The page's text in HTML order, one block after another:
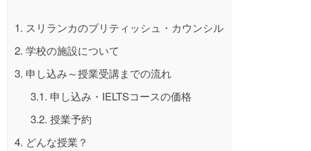
1. スリランカのブリティッシュ・カウンシル
2. 学校の施設について
3. 申し込み～授業受講までの流れ
3.1. 申し込み・IELTSコースの価格
3.2. 授業予約
4. どんな授業？